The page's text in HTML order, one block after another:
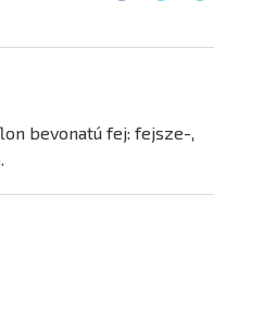
bevonatú fej: fejsze-,